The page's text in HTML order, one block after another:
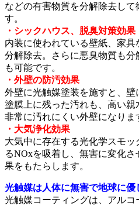
などの有害物質を分解除去して
す。
・シックハウス、脱臭対策効果
内装に使われている壁紙、家
分解除去。さらに悪臭物質も
も可能です。
・外壁の防汚効果
外壁に光触媒塗装を施すと、壁
塗膜上に残った汚れも、高い親
非常に汚れにくい外壁になりま
・大気浄化効果
大気中に存在する光化学スモ
るNOxを吸着し、無害に変化
果をもたらします。
光触媒は人体に無害で地球に優
光触媒コーティングは、アル